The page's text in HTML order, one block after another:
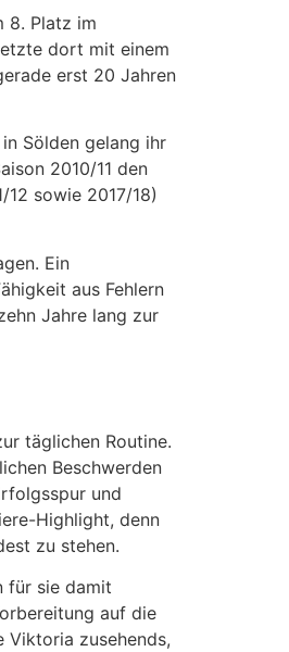
8. Platz im
dort mit einem
erst 20 Jahren
Sölden gelang ihr
2010/11 den
sowie 2017/18)
Ein
aus Fehlern
Jahre lang zur
täglichen Routine.
Beschwerden
und
Highlight, denn
zu stehen.
für sie damit
auf die
Viktoria zusehends,